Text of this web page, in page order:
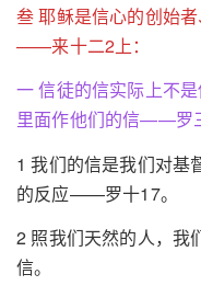
叁 耶稣是信心的创始
——来十二2上：
一 信徒的信实际上不
里面作他们的信——罗
1 我们的信是我们对基
的反应——罗十17。
2 照我们天然的人，我
信。